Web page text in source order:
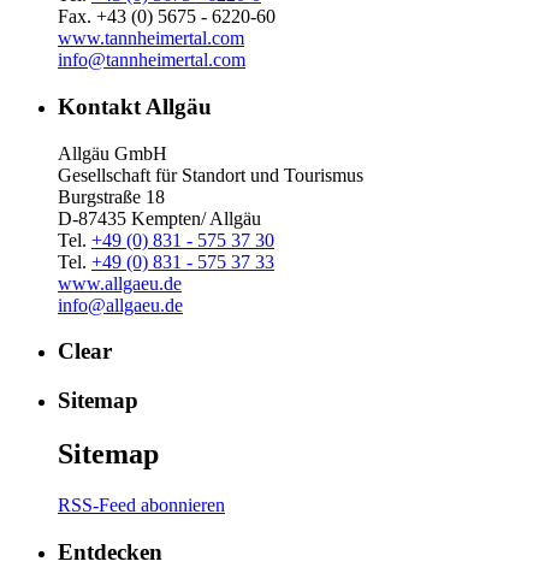
Fax. +43 (0) 5675 - 6220-60
www.tannheimertal.com
info@tannheimertal.com
Kontakt Allgäu
Allgäu GmbH
Gesellschaft für Standort und Tourismus
Burgstraße 18
D-87435 Kempten/ Allgäu
Tel. +49 (0) 831 - 575 37 30
Tel. +49 (0) 831 - 575 37 33
www.allgaeu.de
info@allgaeu.de
Clear
Sitemap
Sitemap
RSS-Feed abonnieren
Entdecken